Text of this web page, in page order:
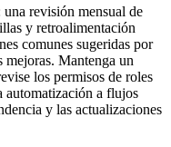
una revisión mensual de
y retroalimentación
comunes sugeridas por
mejoras. Mantenga un
los permisos de roles
automatización a flujos
y las actualizaciones